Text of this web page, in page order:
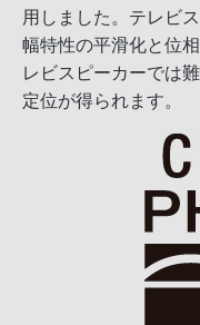
用しました。テレビ
幅特性の平滑化と位
レビスピーカーでは
定位が得られます。